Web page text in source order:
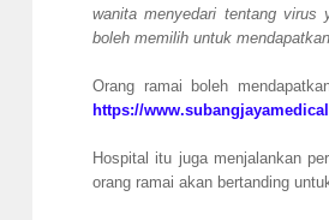
wanita menyedari tentang virus
boleh memilih untuk
Orang ramai boleh
https://
Hospital itu juga menjalankan
orang ramai akan bertanding